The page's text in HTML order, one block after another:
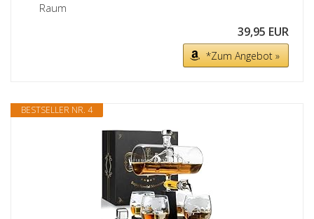
Raum
39,95 EUR
*Zum Angebot »
BESTSELLER NR. 4